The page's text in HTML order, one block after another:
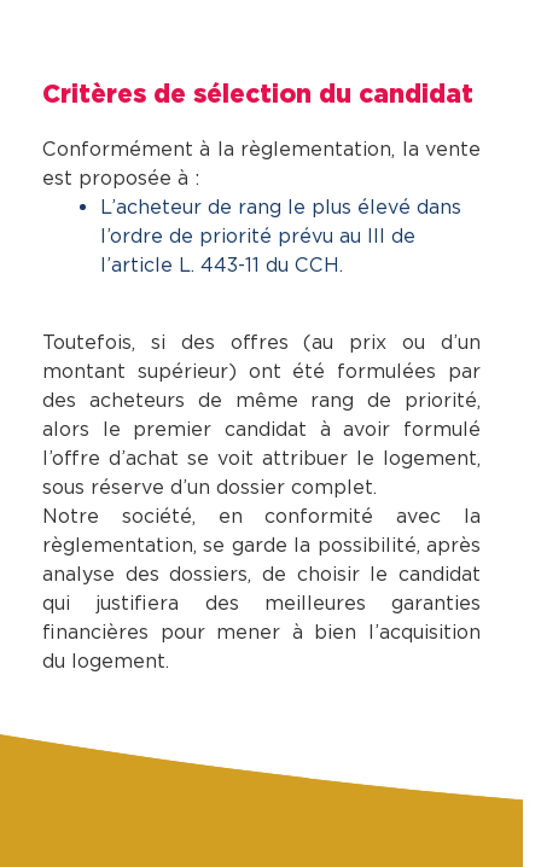
Critères de sélection du candidat
Conformément à la règlementation, la vente
est proposée à :
L’acheteur de rang le plus élevé dans
l’ordre de priorité prévu au III de
l’article L. 443-11 du CCH.
Toutefois, si des offres (au prix ou d’un
montant supérieur) ont été formulées par
des acheteurs de même rang de priorité,
alors le premier candidat à avoir formulé
l’offre d’achat se voit attribuer le logement,
sous réserve d’un dossier complet.
Notre société, en conformité avec la
règlementation, se garde la possibilité, après
analyse des dossiers, de choisir le candidat
qui justifiera des meilleures garanties
financières pour mener à bien l’acquisition
du logement.